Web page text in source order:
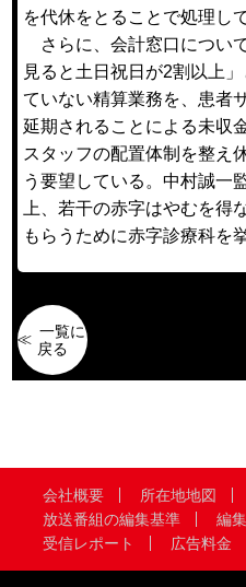
を代休をとることで処理し
さらに、会計窓口につい
見ると土日祝日が2割以上
ていない精算業務を、患者
延期されることによる未収
スタッフの配置体制を整え
う要望している。中村誠一
上、若干の赤字はやむを得
もらうために赤字診療科を
一覧に
戻る
会社概要 所在地地図
放送番組の編集基準
編
受信レポート
広告料金